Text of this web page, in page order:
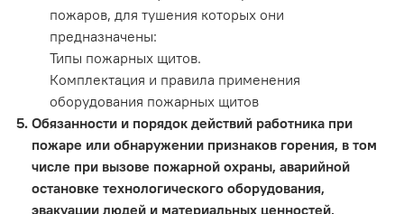
пожаров, для тушения которых они
предназначены:
Типы пожарных щитов.
Комплектация и правила применения
оборудования пожарных щитов
Обязанности и порядок действий работника при
пожаре или обнаружении признаков горения, в том
числе при вызове пожарной охраны, аварийной
остановке технологического оборудования,
эвакуации людей и материальных ценностей,